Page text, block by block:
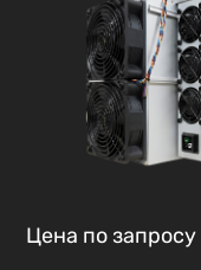
Цена по запросу